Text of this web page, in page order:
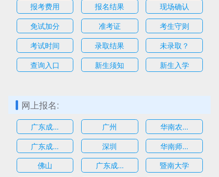
估
报考费用
报名结果
现场确认
免试加分
准考证
考生守则
考试时间
录取结果
未录取？
查询入口
新生须知 新生入学
网上报名:
广东成... 广州
华南农...
广东成...
深圳
华南师...
佛山
广东成...
暨南大学